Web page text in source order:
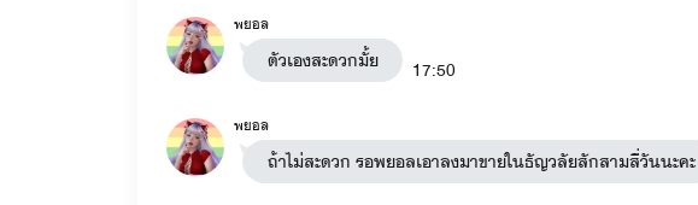
-พี่ชายสอนรัก
หนี้สวาท: เมษ x ลูกหว้า
อ้อนรักแด๊ดดี้ขา
-อ้อนรักหมอขา: ยิปซี x เอเคอร์ มีลูกคือ ใยบัว ซีลอน ใบบัว (ในเรื่
พยอล
17:50
ตัวเองสะดวกมั้ย
พยอล
ถ้าไม่สะดวก รอพยอลเอาลงมาขายในธัญวลัยสักสามสี่วันนะคะ